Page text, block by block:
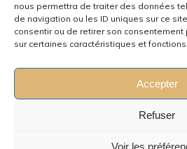
nous permettra de traiter des données
de navigation ou les ID uniques sur ce
consentir ou de retirer son
sur certaines caractéristiques et fonctions.
Accepter
Refuser
Voir les
SEARCH